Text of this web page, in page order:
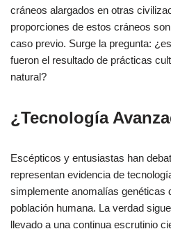
cráneos alargados en otras
proporciones de estos cráneos
caso previo. Surge la pregunta:
fueron el resultado de prácticas
natural?
¿Tecnología
Escépticos y entusiastas han
representan evidencia de
simplemente anomalías genéticas
población humana. La verdad
llevado a una continua escrutinio